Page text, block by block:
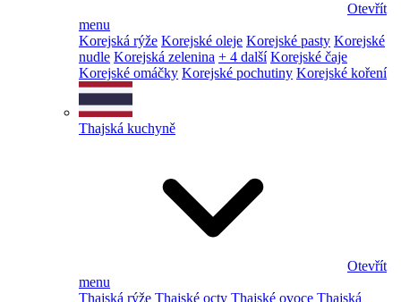
Otevřít
menu
Korejská rýže Korejské oleje Korejské pasty Korejské
nudle Korejská zelenina + 4 další Korejské čaje
Korejské omáčky Korejské pochutiny Korejské koření
Thajská kuchyně
Otevřít
menu
Thajská rýže Thajské octy Thajské ovoce Thajská